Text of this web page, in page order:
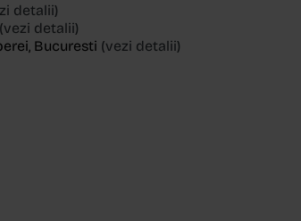
detalii)
(vezi detalii)
Bucuresti (vezi detalii)